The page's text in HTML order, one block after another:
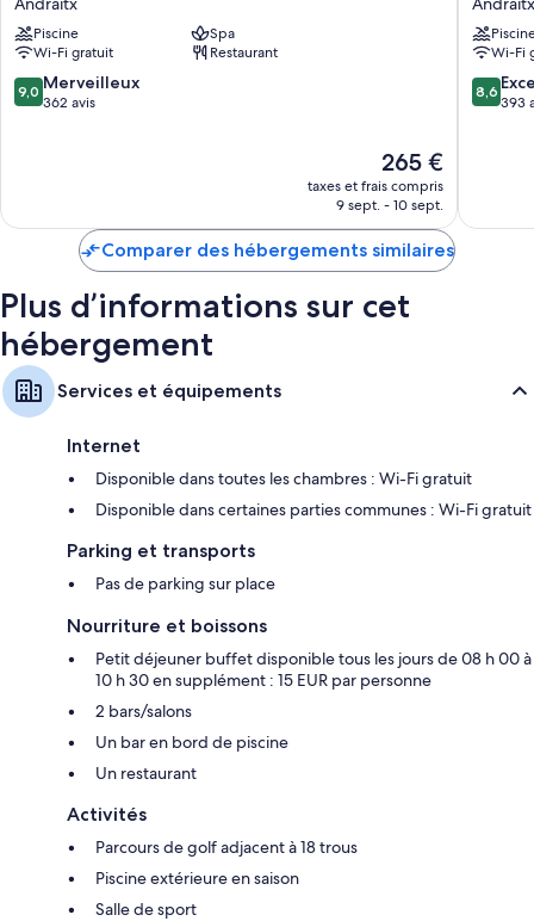
Aquamarin
Andraitx
Piscine
Spa
Wi-Fi gratuit
Restaurant
9.0
sur
9,0 Merveilleux
362 avis
Le
nouveau
prix
de
265 €
taxes et frais compris
9 sept. - 10 sept.
H10
Blue
Mar
-
Adults
Wi-Fi
8.6
sur
8,6
393
Comparer des hébergements similaires
Plus d’informations sur cet
hébergement
Services et équipements
Internet
Disponible dans toutes les chambres : Wi-Fi gratuit
Disponible dans certaines parties communes : Wi-Fi gratuit
Parking et transports
Pas de parking sur place
Nourriture et boissons
Petit déjeuner buffet disponible tous les jours de 08 h 00 à
10 h 30 en supplément : 15 EUR par personne
2 bars/salons
Un bar en bord de piscine
Un restaurant
Activités
Parcours de golf adjacent à 18 trous
Piscine extérieure en saison
Salle de sport